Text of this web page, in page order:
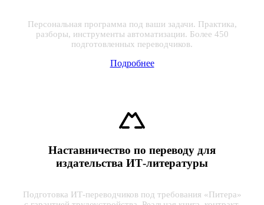
Персональная программа под ваши задачи. Практика,
разборы, инструменты автоматизации. Более 450
подготовленных переводчиков.
Подробнее
Наставничество по переводу для
издательства ИТ-литературы
Подготовка ИТ-переводчиков под требования «Питера»